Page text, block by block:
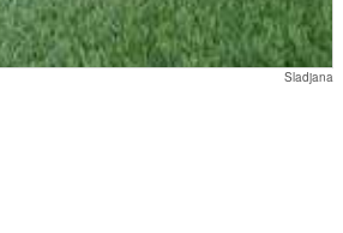
Sladjana